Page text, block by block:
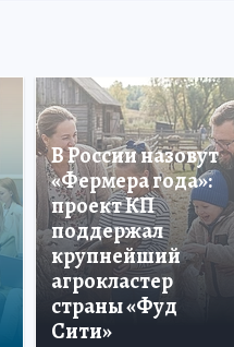
В России назовут
«Фермера года»:
проект КП
поддержал
крупнейший
агрокластер
страны «Фуд
Сити»